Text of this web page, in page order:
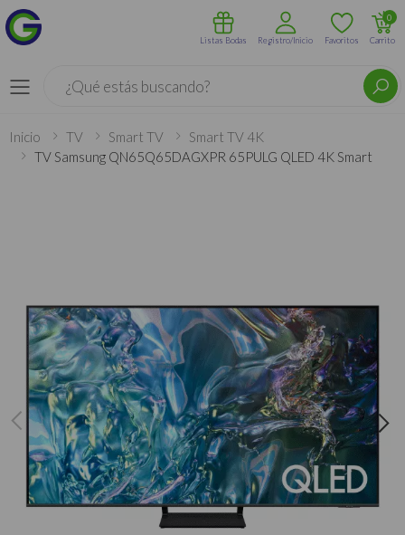
Menú
Listas Bodas Registro/Inicio Favoritos Carrito
0
Inicio TV Smart TV
Smart TV 4K
TV Samsung QN65Q65DAGXPR 65PULG QLED 4K Smart